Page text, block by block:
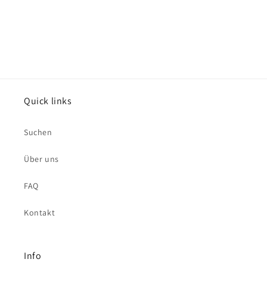
Quick links
Suchen
Über uns
FAQ
Kontakt
Info